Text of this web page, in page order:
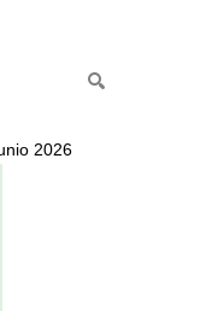
2026